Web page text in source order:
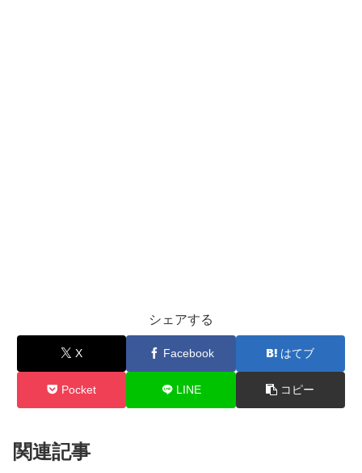
シェアする
X Facebook はてブ
Pocket LINE コピー
関連記事